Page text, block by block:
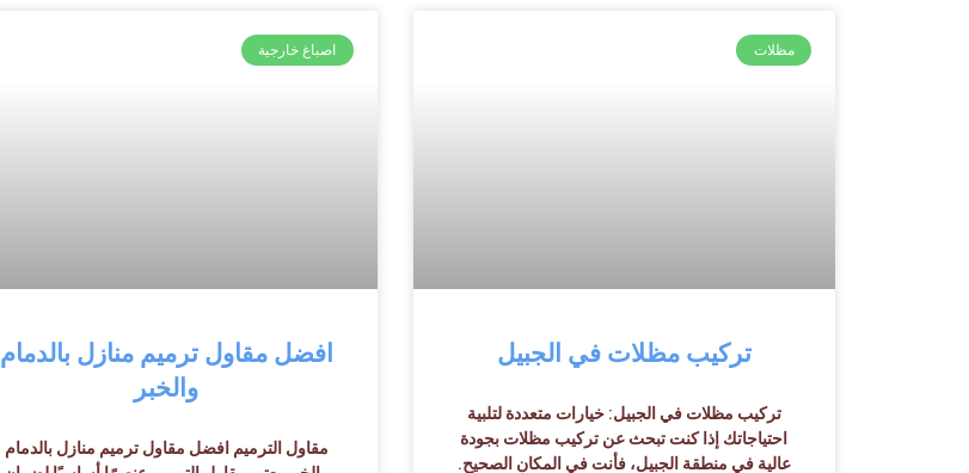
مظلات
تركيب مظلات في الجبيل
تركيب مظلات في الجبيل: خيارات متعددة لتلبية
احتياجاتك إذا كنت تبحث عن تركيب مظلات بجودة
عالية في منطقة الجبيل، فأنت في المكان الصحيح.
اصباغ خارجية
افضل مقاول ترميم منازل بالدمام
والخبر
مقاول الترميم افضل مقاول ترميم منازل بالدمام